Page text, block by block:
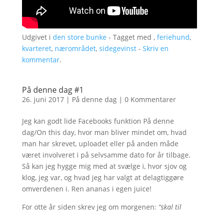
Udgivet i den store bunke - Tagget med , feriehund,
kvarteret, nærområdet, sidegevinst- Skriv en
kommentar.
På denne dag #1
26. juni 2017| På denne dag| 0 Kommentarer
Jeg kan godt lide Facebooks funktion På denne
dag/On this day, hvor man bliver mindet om, hvad
man har skrevet, uploadet eller på anden måde
været involveret i på selvsamme dato for år tilbage.
Så kan jeg hygge mig med at svælge i, hvor sjov og
klog, jeg var, og hvad jeg har valgt at delagtiggøre
omverdenen i. Ren ananas i egen juice!
For otte år siden skrev jeg om morgenen: “skal til